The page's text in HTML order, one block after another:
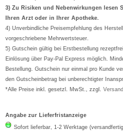
Formoline
Wick
Eucerin
Basica
3) Zu Risiken und Nebenwirkungen lesen
Ihren Arzt oder in Ihrer Apotheke.
4) Unverbindliche Preisempfehlung des
vorgeschriebene Mehrwertsteuer.
5) Gutschein gültig bei Erstbestellung
Einlösung über Pay-Pal Express möglich.
Bestellung. Gutschein nur einmal pro Kunde
den Gutscheinbetrag bei unberechtigter
*Alle Preise inkl. gesetzl. MwSt., zzgl.
Angabe zur Lieferfristanzeige
Sofort lieferbar, 1-2 Werktage